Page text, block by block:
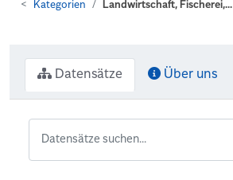
Kategorien Landwirtschaft, Fischerei,...
Datensätze Über uns